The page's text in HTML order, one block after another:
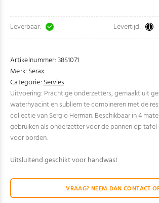
Leverbaar: Levertijd:
Artikelnummer:38S1071
Merk:Serax
Categorie:Servies
Uitvoering: Prachtige onderzetters, gemaakt uit
waterhyacint en subliem te combineren met de
collectie van Sergio Herman. Beschikbaar in 4
gebruiken als onderzetter voor de pannen op
voor borden.
Uitsluitend geschikt voor handwas!
VRAAG? NEEM DAN CONTACT